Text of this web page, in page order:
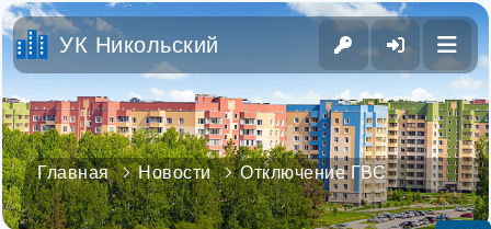
УК Никольский
Главная Новости Отключение ГВС